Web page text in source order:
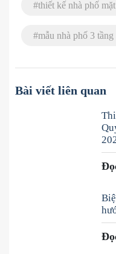
#thiết kế nhà phố
#mẫu nhà phố 3 tầng
Bài viết liên quan